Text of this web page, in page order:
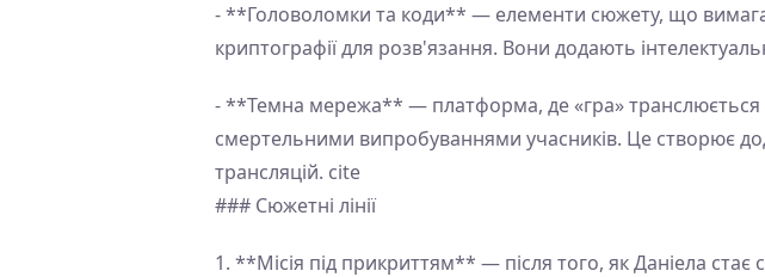
- **Головоломки та коди** — елементи сюжету, що
криптографії для розв'язання. Вони додають
- **Темна мережа** — платформа, де «гра» транслюється
смертельними випробуваннями учасників. Це створює
трансляцій. cite
### Сюжетні лінії
1. **Місія під прикриттям** — після того, як Даніела